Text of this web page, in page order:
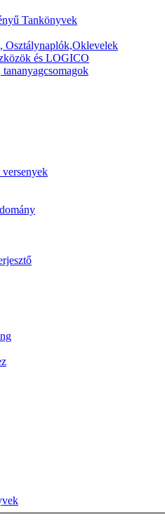
Tankönyvek
Osztálynaplók,Oklevelek
és LOGICO
versenyek